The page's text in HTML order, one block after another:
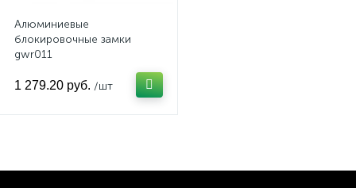
Алюминиевые
блокировочные замки
gwr011
1 279.20 руб. /шт